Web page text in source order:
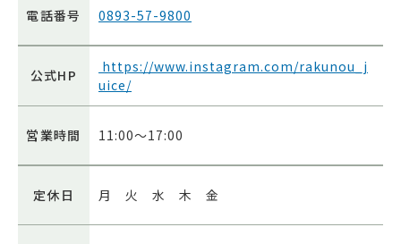
電話番号 0893-57-9800
公式HP
https://www.instagram.com/rakunou_j
uice/
営業時間 11:00～17:00
定休日 月 火 水 木 金